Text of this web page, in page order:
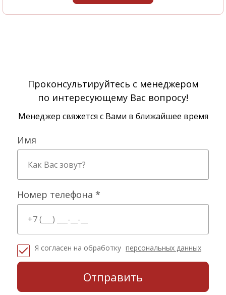
Проконсультируйтесь с менеджером
по интересующему Вас вопросу!
Менеджер свяжется с Вами в ближайшее время
Имя
Номер телефона *
Я согласен на обработку персональных данных